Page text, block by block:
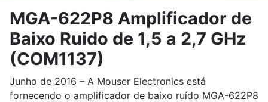
MGA-622P8 Amplificador de
Baixo Ruido de 1,5 a 2,7 GHz
(COM1137)
Junho de 2016 – A Mouser Electronics está
fornecendo o amplificador de baixo ruído MGA-622P8